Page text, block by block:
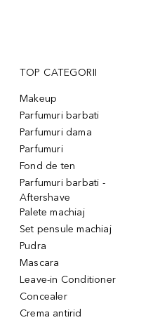
TOP CATEGORII
Makeup
Parfumuri barbati
Parfumuri dama
Parfumuri
Fond de ten
Parfumuri barbati -
Aftershave
Palete machiaj
Set pensule machiaj
Pudra
Mascara
Leave-in Conditioner
Concealer
Crema antirid